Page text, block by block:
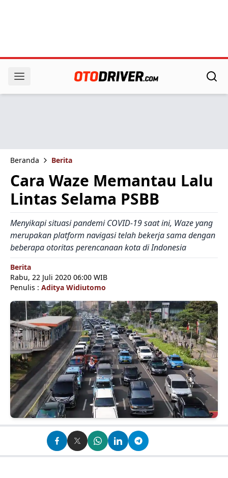
Beranda Berita
Cara Waze Memantau Lalu
Lintas Selama PSBB
Menyikapi situasi pandemi COVID-19 saat ini, Waze yang
merupakan platform navigasi telah bekerja sama dengan
beberapa otoritas perencanaan kota di Indonesia
Berita
Rabu, 22 Juli 2020 06:00 WIB
Penulis : Aditya Widiutomo